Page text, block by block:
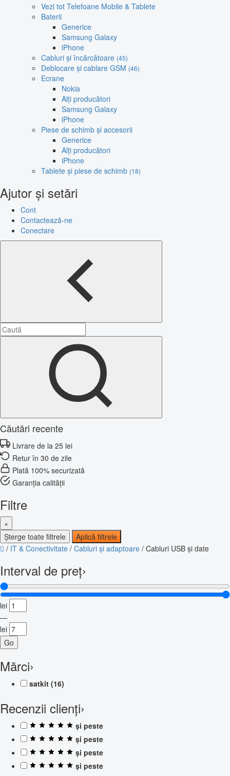
Vezi tot Telefoane Mobile & Tablete
Baterii
Generice
Samsung Galaxy
iPhone
Cabluri și încărcătoare (45)
Deblocare și cablare GSM (46)
Ecrane
Nokia
Alți producători
Samsung Galaxy
iPhone
Piese de schimb și accesorii
Generice
Alți producători
iPhone
Tablete și piese de schimb (18)
Ajutor și setări
Cont
Contactează-ne
Conectare
Căutări recente
Livrare de la 25 lei
Retur în 30 de zile
Plată 100% securizată
Garanția calității
Filtre
×
Șterge toate filtrele
Aplică filtrele
/ IT & Conectivitate / Cabluri și adaptoare / Cabluri USB și date
Interval de preț›
lei
—
lei
Go
Mărci›
satkit (16)
Recenzii clienți›
și peste
și peste
și peste
și peste